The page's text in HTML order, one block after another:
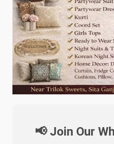
📢 Join Our